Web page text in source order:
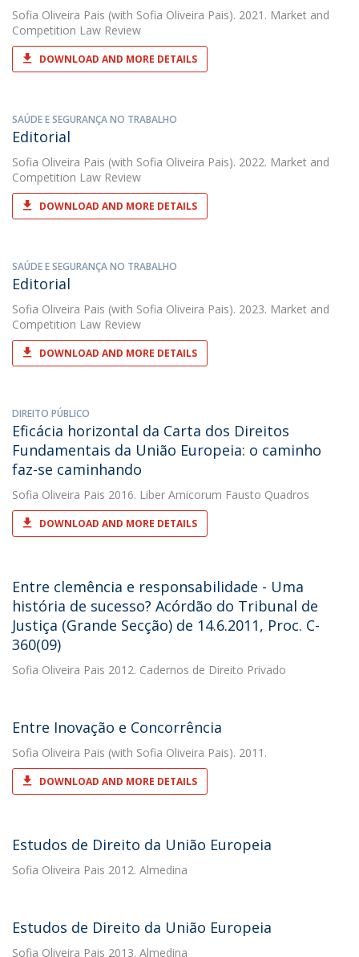
Sofia Oliveira Pais (with Sofia Oliveira Pais). 2021. Market and
Competition Law Review
DOWNLOAD AND MORE DETAILS
SAÚDE E SEGURANÇA NO TRABALHO
Editorial
Sofia Oliveira Pais (with Sofia Oliveira Pais). 2022. Market and
Competition Law Review
DOWNLOAD AND MORE DETAILS
SAÚDE E SEGURANÇA NO TRABALHO
Editorial
Sofia Oliveira Pais (with Sofia Oliveira Pais). 2023. Market and
Competition Law Review
DOWNLOAD AND MORE DETAILS
DIREITO PÚBLICO
Eficácia horizontal da Carta dos Direitos
Fundamentais da União Europeia: o caminho
faz-se caminhando
Sofia Oliveira Pais 2016. Liber Amicorum Fausto Quadros
DOWNLOAD AND MORE DETAILS
Entre clemência e responsabilidade - Uma
história de sucesso? Acórdão do Tribunal de
Justiça (Grande Secção) de 14.6.2011, Proc. C-
360(09)
Sofia Oliveira Pais 2012. Cadernos de Direito Privado
Entre Inovação e Concorrência
Sofia Oliveira Pais (with Sofia Oliveira Pais). 2011.
DOWNLOAD AND MORE DETAILS
Estudos de Direito da União Europeia
Sofia Oliveira Pais 2012. Almedina
Estudos de Direito da União Europeia
Sofia Oliveira Pais 2013. Almedina